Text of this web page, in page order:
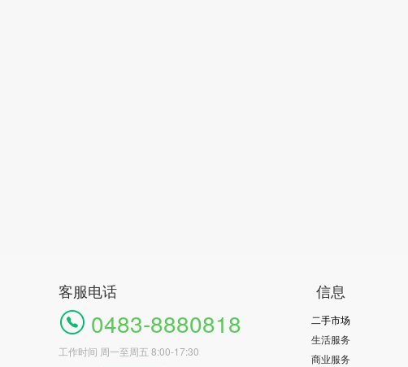
客服电话
0483-8880818
工作时间 周一至周五 8:00-17:30
信息
二手市场
生活服务
商业服务